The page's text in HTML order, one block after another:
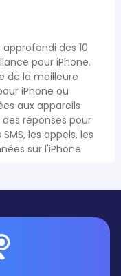
des 10
pour iPhone.
de la meilleure
iPhone ou
aux appareils
réponses pour
les appels, les
sur l'iPhone.